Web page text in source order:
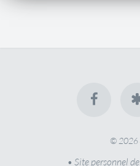
© 2026
• Site personnel